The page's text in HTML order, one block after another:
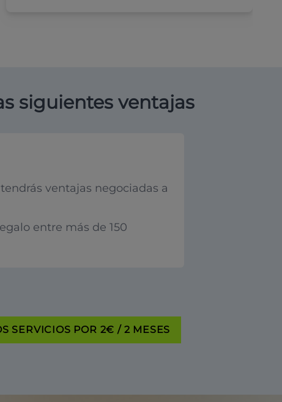
siguientes ventajas
ventajas negociadas a
entre más de 150
SERVICIOS POR 2€ / 2 MESES